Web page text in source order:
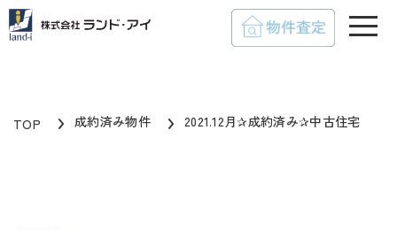
TOP 成約済み物件 2021.12月✰成約済み✰中古住宅